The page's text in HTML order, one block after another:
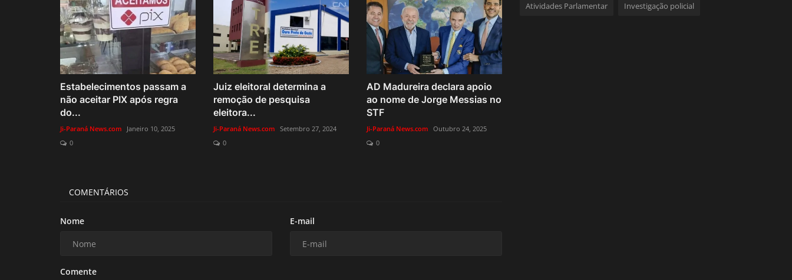
Estabelecimentos passam a
não aceitar PIX após regra
do...
Ji-Paraná News.com
Janeiro 10, 2025
0
Juiz eleitoral determina a
remoção de pesquisa
eleitora...
Ji-Paraná News.com Setembro 27, 2024
0
AD Madureira declara apoio
ao nome de Jorge Messias no
STF
Ji-Paraná News.com Outubro 24, 2025
0
COMENTÁRIOS
Nome E-mail
Comente
Atividades Parlamentar Investigação policial